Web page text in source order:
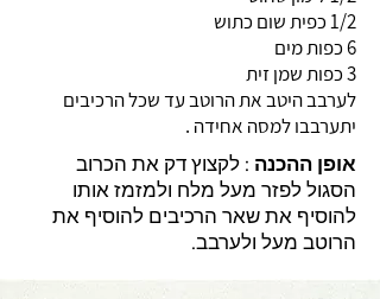
1/2 כפית שום כתוש
6 כפות מים
3 כפות שמן זית
לערבב היטב את הרוטב עד שכל הרכיבים
יתערבבו למסה אחידה .
אופן ההכנה : לקצוץ דק את הכרוב
הסגול לפזר מעל מלח ולמזמז אותו
להוסיף את שאר הרכיבים להוסיף את
הרוטב מעל ולערבב.